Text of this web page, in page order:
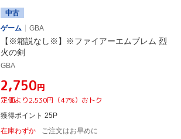
中古
ゲーム
GBA
【※箱説なし※】※ファイアーエムブレム 烈
火の剣
GBA
¥2,750円
定価より2,530円（47%）おトク
獲得ポイント 25P
在庫わずか
ご注文はお早めに